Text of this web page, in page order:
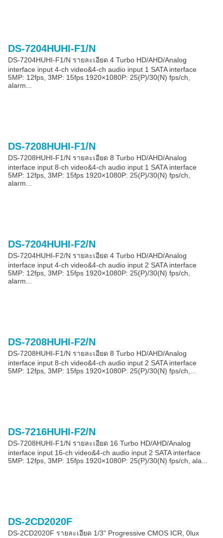
DS-7204HUHI-F1/N
DS-7204HUHI-F1/N รายละเอียด 4 Turbo HD/AHD/Analog
interface input 4-ch video&4-ch audio input 1 SATA interface
5MP: 12fps, 3MP: 15fps 1920×1080P: 25(P)/30(N) fps/ch,
alarm...
DS-7208HUHI-F1/N
DS-7208HUHI-F1/N รายละเอียด 8 Turbo HD/AHD/Analog
interface input 8-ch video&4-ch audio input 1 SATA interface
5MP: 12fps, 3MP: 15fps 1920×1080P: 25(P)/30(N) fps/ch,
alarm...
DS-7204HUHI-F2/N
DS-7204HUHI-F2/N รายละเอียด 4 Turbo HD/AHD/Analog
interface input 4-ch video&4-ch audio input 2 SATA interface
5MP: 12fps, 3MP: 15fps 1920×1080P: 25(P)/30(N) fps/ch,
alarm...
DS-7208HUHI-F2/N
DS-7208HUHI-F1/N รายละเอียด 8 Turbo HD/AHD/Analog
interface input 8-ch video&4-ch audio input 2 SATA interface
5MP: 12fps, 3MP: 15fps 1920×1080P: 25(P)/30(N) fps/ch,...
DS-7216HUHI-F2/N
DS-7208HUHI-F1/N รายละเอียด 16 Turbo HD/AHD/Analog
interface input 16-ch video&4-ch audio input 2 SATA interface
5MP: 12fps, 3MP: 15fps 1920×1080P: 25(P)/30(N) fps/ch, ala...
DS-2CD2020F
DS-2CD2020F รายละเอียด 1/3" Progressive CMOS ICR, 0lux